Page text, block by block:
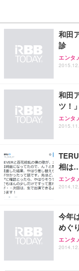
和田
診
エンタ
和田
ツ！」
エンタ
相は
エンタ
今年
めぐ
エンタ